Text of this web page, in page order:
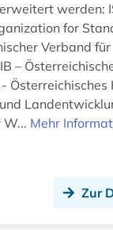
(2)
auktionskatalog (2)
werden: ISO -
for
Verband für
–
Österreichisches
W... Mehr
Zur